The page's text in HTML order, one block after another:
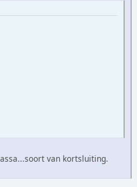
van kortsluiting.